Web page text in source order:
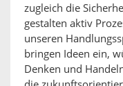
zugleich die
gestalten aktiv
unseren
bringen Ideen ein,
Denken und